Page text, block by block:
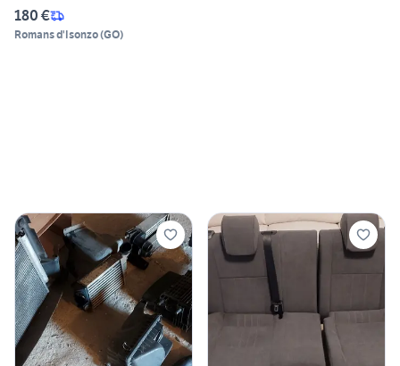
180 €
Romans d'Isonzo(GO)